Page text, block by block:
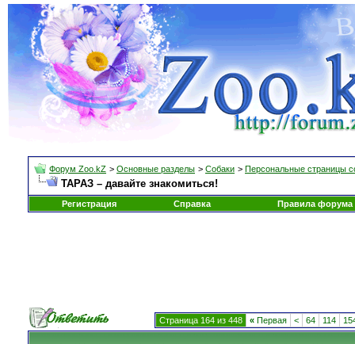
Форум Zoo.kZ > Основные разделы > Собаки > Персональные страницы
ТАРАЗ – давайте знакомиться!
Регистрация Справка Правила форума
Страница 164 из 448 « Первая < 64 114